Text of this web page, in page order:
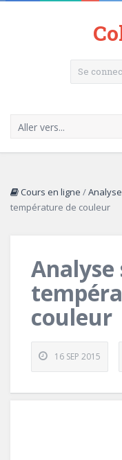
Se
Aller vers...
Cours en ligne /
température de couleur
couleur
16 SEP 2015